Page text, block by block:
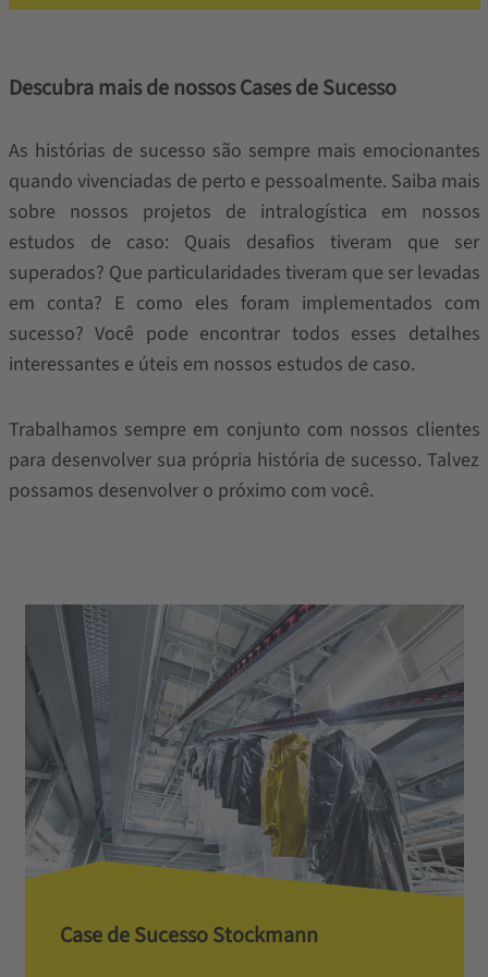
Descubra mais de nossos Cases de Sucesso
As histórias de sucesso são sempre mais emocionantes
quando vivenciadas de perto e pessoalmente. Saiba mais
sobre nossos projetos de intralogística em nossos
estudos de caso: Quais desafios tiveram que ser
superados? Que particularidades tiveram que ser levadas
em conta? E como eles foram implementados com
sucesso? Você pode encontrar todos esses detalhes
interessantes e úteis em nossos estudos de caso.
Trabalhamos sempre em conjunto com nossos clientes
para desenvolver sua própria história de sucesso. Talvez
possamos desenvolver o próximo com você.
Case de Sucesso Stockmann